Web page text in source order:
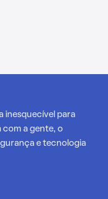
inesquecível para
com a gente, o
e tecnologia